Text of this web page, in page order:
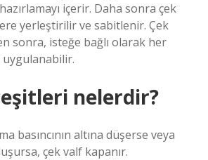
içerir. Daha sonra çek
yerleştirilir ve sabitlenir. Çek
sonra, isteğe bağlı olarak her
uygulanabilir.
nelerdir?
basıncının altına düşerse veya
çek valf kapanır.